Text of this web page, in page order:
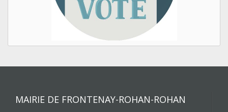
MAIRIE DE FRONTENAY-ROHAN-ROHAN